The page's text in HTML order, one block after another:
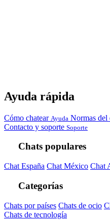
Ayuda rápida
Cómo chatear Ayuda Normas del
Contacto y soporte Soporte
Chats populares
Chat España Chat México Chat
Categorías
Chats por países Chats de ocio
Chats de tecnología